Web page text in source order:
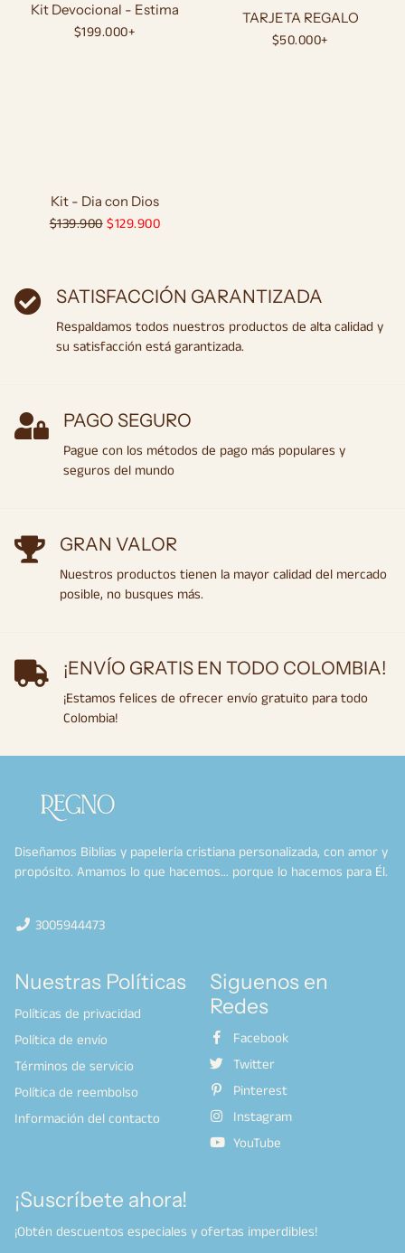
Kit Devocional - Estima
Precio
$199.000+
TARJETA REGALO
Precio
$50.000+
Kit - Dia con Dios
Precio
$139.900 Precio
$129.900
SATISFACCIÓN GARANTIZADA
Respaldamos todos nuestros productos de alta calidad y
su satisfacción está garantizada.
PAGO SEGURO
Pague con los métodos de pago más populares y
seguros del mundo
GRAN VALOR
Nuestros productos tienen la mayor calidad del mercado
posible, no busques más.
¡ENVÍO GRATIS EN TODO COLOMBIA!
¡Estamos felices de ofrecer envío gratuito para todo
Colombia!
Diseñamos Biblias y papelería cristiana personalizada, con amor y
propósito. Amamos lo que hacemos… porque lo hacemos para Él.
3005944473
Nuestras Políticas
Políticas de privacidad
Política de envío
Términos de servicio
Política de reembolso
Información del contacto
Siguenos en
Redes
Facebook
Twitter
Pinterest
Instagram
YouTube
¡Suscríbete ahora!
¡Obtén descuentos especiales y ofertas imperdibles!